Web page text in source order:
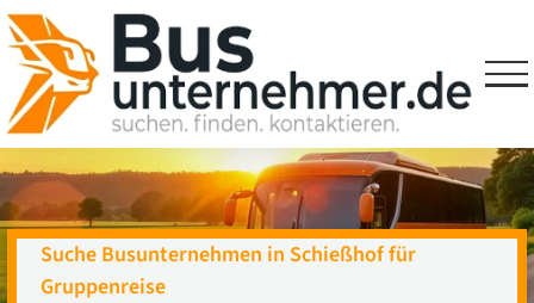
Skip
to
content
Suche Busunternehmen in Schießhof für
Gruppenreise